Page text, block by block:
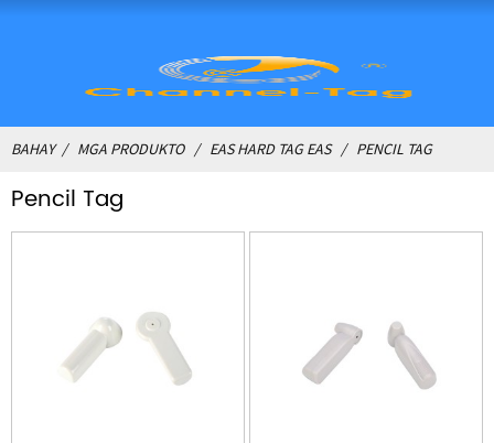
BAHAY MGA PRODUKTO EAS HARD TAG EAS PENCIL TAG
Pencil Tag